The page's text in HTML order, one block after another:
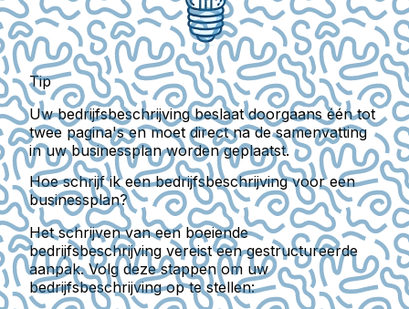
Tip
Uw bedrijfsbeschrijving beslaat doorgaans één tot
twee pagina's en moet direct na de samenvatting
in uw businessplan worden geplaatst.
Hoe schrijf ik een bedrijfsbeschrijving voor een
businessplan?
Het schrijven van een boeiende
bedrijfsbeschrijving vereist een gestructureerde
aanpak. Volg deze stappen om uw
bedrijfsbeschrijving op te stellen: